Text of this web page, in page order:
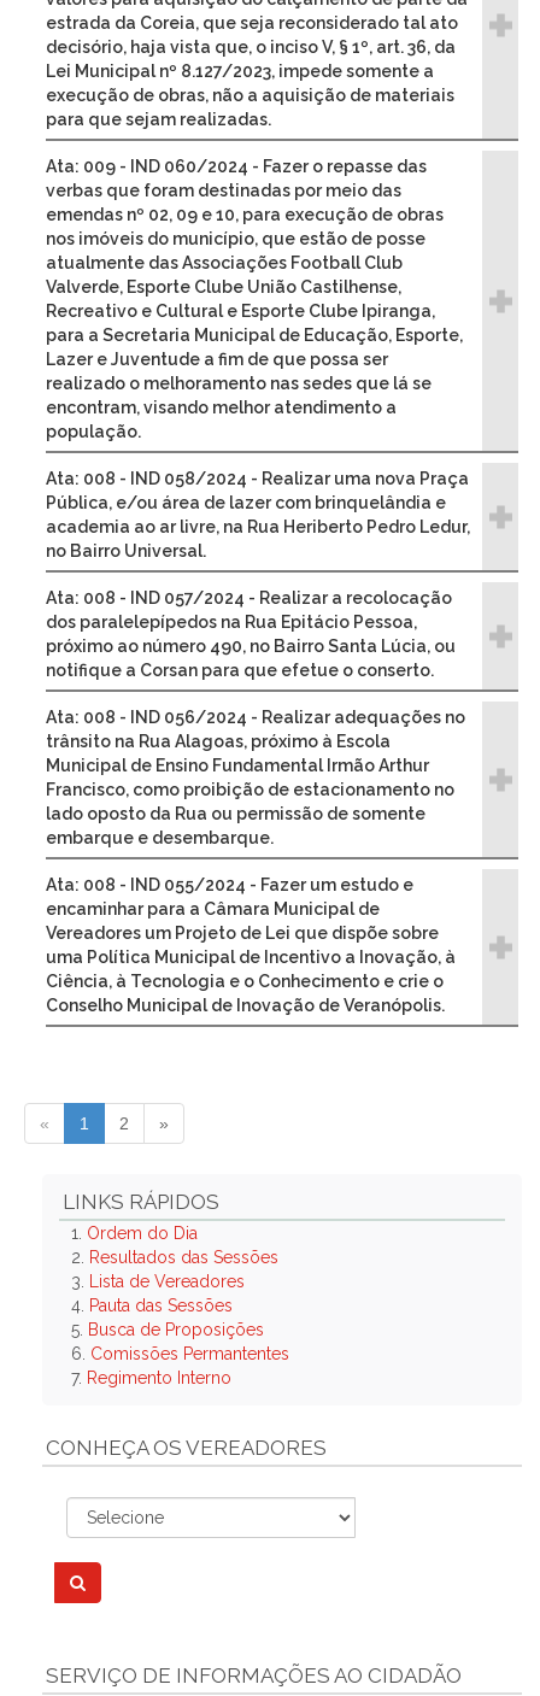
estrada da Coreia, que seja reconsiderado tal ato
decisório, haja vista que, o inciso V, § 1º, art. 36, da
Lei Municipal nº 8.127/2023, impede somente a
execução de obras, não a aquisição de materiais
para que sejam realizadas.
Ata: 009 - IND 060/2024 - Fazer o repasse das
verbas que foram destinadas por meio das
emendas nº 02, 09 e 10, para execução de obras
nos imóveis do município, que estão de posse
atualmente das Associações Football Club
Valverde, Esporte Clube União Castilhense,
Recreativo e Cultural e Esporte Clube Ipiranga,
para a Secretaria Municipal de Educação, Esporte,
Lazer e Juventude a fim de que possa ser
realizado o melhoramento nas sedes que lá se
encontram, visando melhor atendimento a
população.
Ata: 008 - IND 058/2024 - Realizar uma nova Praça
Pública, e/ou área de lazer com brinquelândia e
academia ao ar livre, na Rua Heriberto Pedro Ledur,
no Bairro Universal.
Ata: 008 - IND 057/2024 - Realizar a recolocação
dos paralelepípedos na Rua Epitácio Pessoa,
próximo ao número 490, no Bairro Santa Lúcia, ou
notifique a Corsan para que efetue o conserto.
Ata: 008 - IND 056/2024 - Realizar adequações no
trânsito na Rua Alagoas, próximo à Escola
Municipal de Ensino Fundamental Irmão Arthur
Francisco, como proibição de estacionamento no
lado oposto da Rua ou permissão de somente
embarque e desembarque.
Ata: 008 - IND 055/2024 - Fazer um estudo e
encaminhar para a Câmara Municipal de
Vereadores um Projeto de Lei que dispõe sobre
uma Política Municipal de Incentivo a Inovação, à
Ciência, à Tecnologia e o Conhecimento e crie o
Conselho Municipal de Inovação de Veranópolis.
« 1 2 »
LINKS RÁPIDOS
1. Ordem do Dia
2.
Resultados das Sessões
3.
Lista de Vereadores
4. Pauta das Sessões
5. Busca de Proposições
6. Comissões Permantentes
7. Regimento Interno
CONHEÇA OS VEREADORES
SERVIÇO DE INFORMAÇÕES AO CIDADÃO